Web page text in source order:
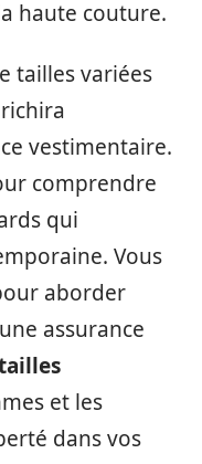
haute couture.
tailles variées
vestimentaire.
comprendre
qui
Vous
aborder
assurance
et les
dans vos